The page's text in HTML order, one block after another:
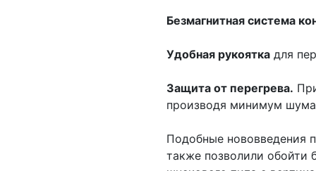
Безмагнитная система
Удобная рукоятка для
Защита от перегрева.
производя минимум
Подобные нововведения
также позволили